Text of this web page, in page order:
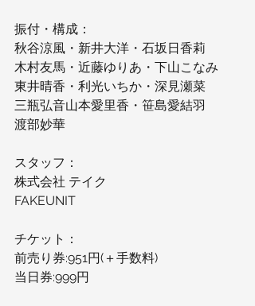
振付・構成：
秋谷涼風・新井大洋・石坂日香莉
木村友馬・近藤ゆりあ・下山こなみ
東井晴香・利光いちか・深見瀬菜
三瓶弘音山本愛里香・笹島愛結羽
渡部妙華
スタッフ：
株式会社 テイク
FAKEUNIT
チケット：
前売り券:951円(＋手数料)
当日券:999円